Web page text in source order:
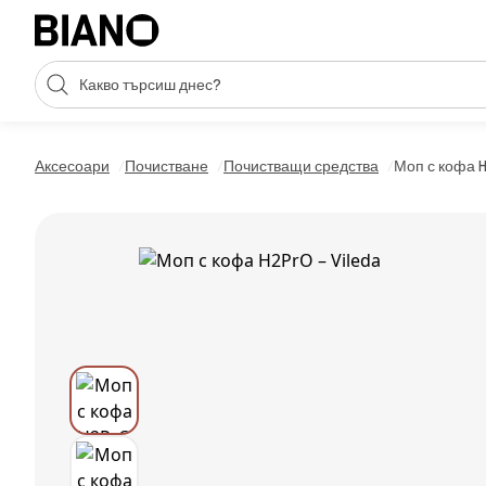
Пропускане към съдържанието
Търсене
Аксесоари Почистване Почистващи средства Моп с кофа